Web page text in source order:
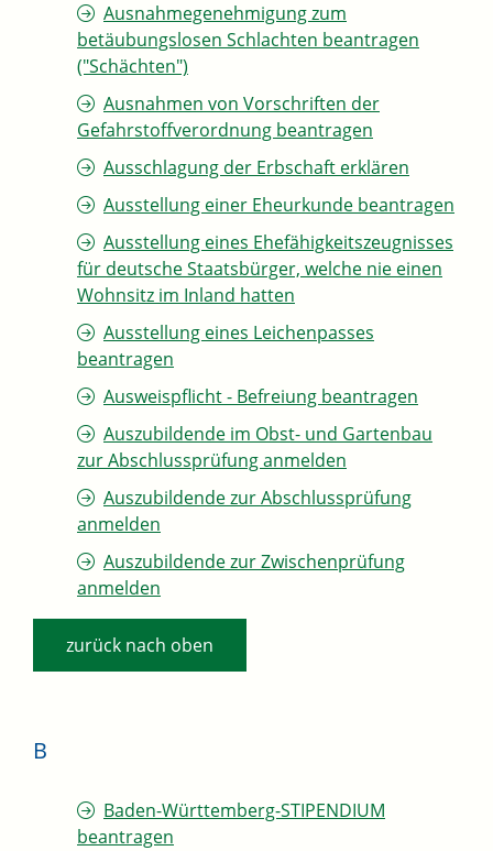
Ausnahmegenehmigung zum
betäubungslosen Schlachten beantragen
("Schächten")
Ausnahmen von Vorschriften der
Gefahrstoffverordnung beantragen
Ausschlagung der Erbschaft erklären
Ausstellung einer Eheurkunde beantragen
Ausstellung eines Ehefähigkeitszeugnisses
für deutsche Staatsbürger, welche nie einen
Wohnsitz im Inland hatten
Ausstellung eines Leichenpasses
beantragen
Ausweispflicht - Befreiung beantragen
Auszubildende im Obst- und Gartenbau
zur Abschlussprüfung anmelden
Auszubildende zur Abschlussprüfung
anmelden
Auszubildende zur Zwischenprüfung
anmelden
zurück nach oben
B
Baden-Württemberg-STIPENDIUM
beantragen